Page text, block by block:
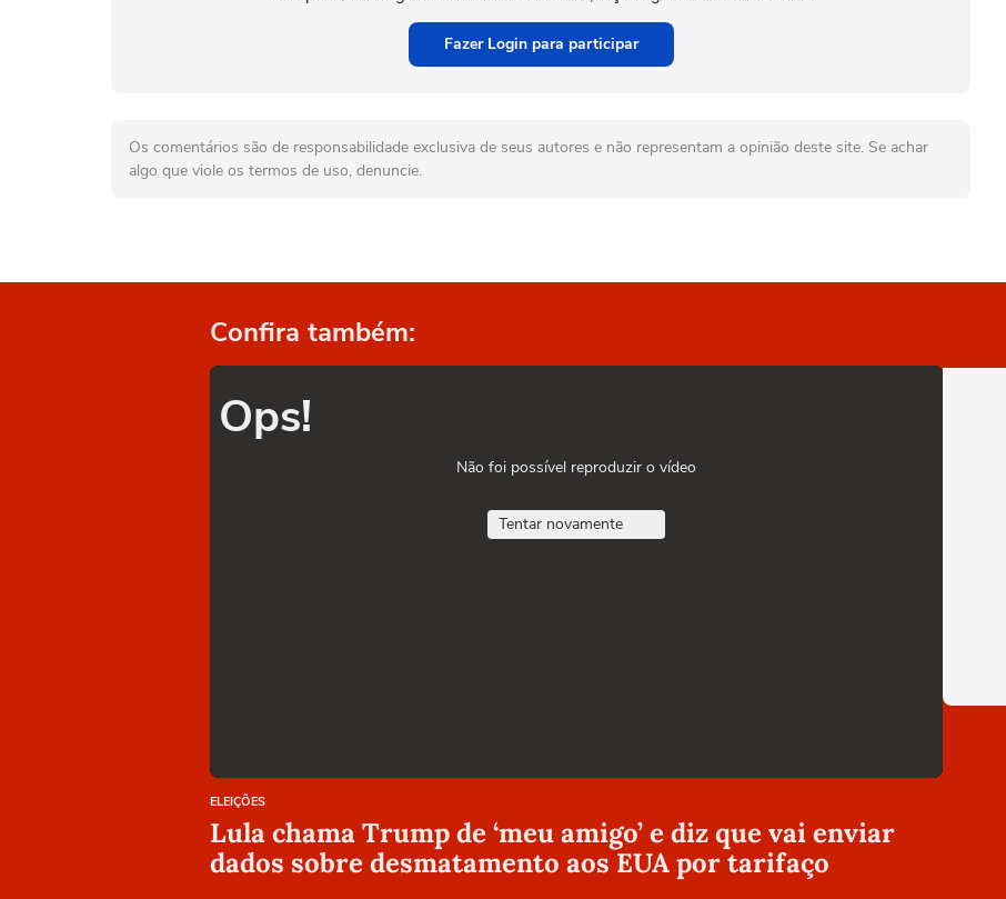
Fazer Login para participar
Os comentários são de responsabilidade exclusiva de seus autores e não representam a opinião deste site. Se achar
algo que viole os termos de uso, denuncie.
Confira também:
Ops!
Não foi possível reproduzir o vídeo
Tentar novamente
ELEIÇÕES
Lula chama Trump de ‘meu amigo’ e diz que vai enviar
dados sobre desmatamento aos EUA por tarifaço